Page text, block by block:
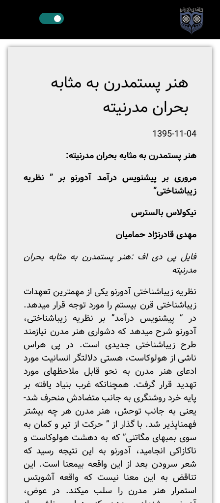
هنر پست­مدرن به مثابه
بحران مدرنیته
1395-11-04
هنر پست­مدرن به مثابه بحران مدرنیته:
مروری بر پیش­نویس ­درآمد آدورنو بر ” نظریه
زیباشناختی”
نیکولاس بالسترس
مهدی قادرنژاد حمامیان
فایل پی دی اف :هنر پستمدرن به مثابه بحران
مدرنیته
نظریه زیباشناختی آدورنو یکی از مهم­ترین تعهدات
زیباشناختی قرن بیستم را مورد توجه قرار می­دهد.
در ” پیش­نویس درآمد” بر نظریه زیباشناختی،
آدورنو شرح می­دهد که دشواری هنر مدرن نیازمند
طرح زیباشناختی جدیدی است. در پی هراس
ناشی از هولوکاست، هستی دلالت­گر انسانیت مورد
ادعای هنر مدرن به نحو قابل ملاحظه­ای مورد
تهدید قرار گرفت. هم­چنانکه غرب بنیاد یافته بر
پایه خرد روشنگری به جانب متضادش منحرف شد-
یعنی به جانب توحش، هنر مدرن هر چه بیشتر
فهم­ناپذیر شد. با گذار از ” حرکت از تیر و کمان به
سوی بمب­های مگاتنی” که به دهشت هولوکاست و
ناکازاکی انجامید، آدورنو به این نتیجه رسید که
شعر سرودن بعد از این واقعه بی­معنا است. این
تناقض به این معنا نیست که واقعه آشویتس
استمرار هنر مدرن را سلب می­کند. در عوض،